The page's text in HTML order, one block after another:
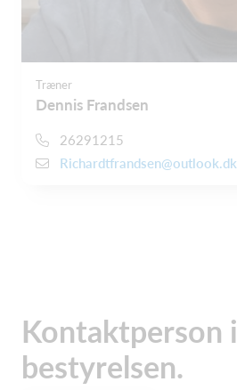
Træner
Dennis Frandsen
26291215
Richardtfrandsen@outlook.dk
Kontaktperson i
bestyrelsen.